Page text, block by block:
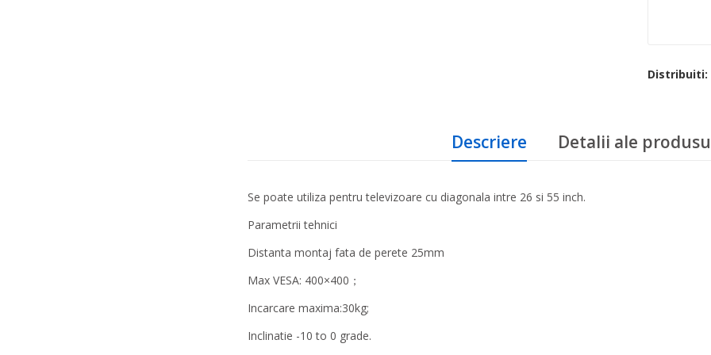
Distribuiti:
Descriere Detalii ale
Se poate utiliza pentru televizoare cu diagonala intre 26 si 55 inch.
Parametrii tehnici
Distanta montaj fata de perete 25mm
Max VESA: 400×400；
Incarcare maxima:30kg;
Inclinatie -10 to 0 grade.